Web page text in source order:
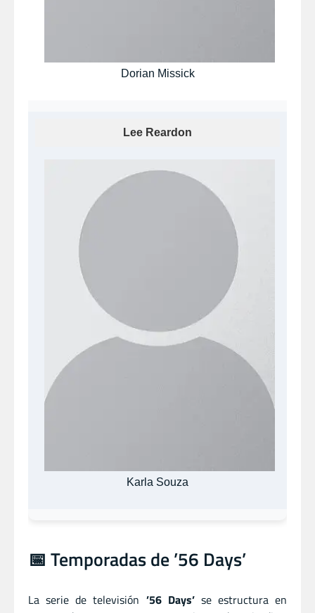
Dorian Missick
Lee Reardon
Karla Souza
📅 Temporadas de ’56 Days’
La serie de televisión ’56 Days’se estructura en